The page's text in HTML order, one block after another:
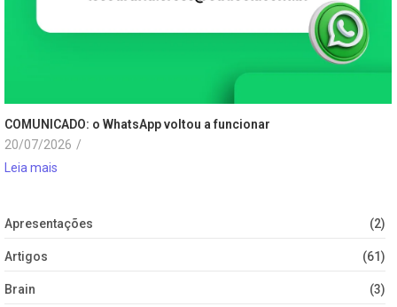
COMUNICADO: o WhatsApp voltou a funcionar
20/07/2026 /
Leia mais
Apresentações (2)
Artigos (61)
Brain (3)